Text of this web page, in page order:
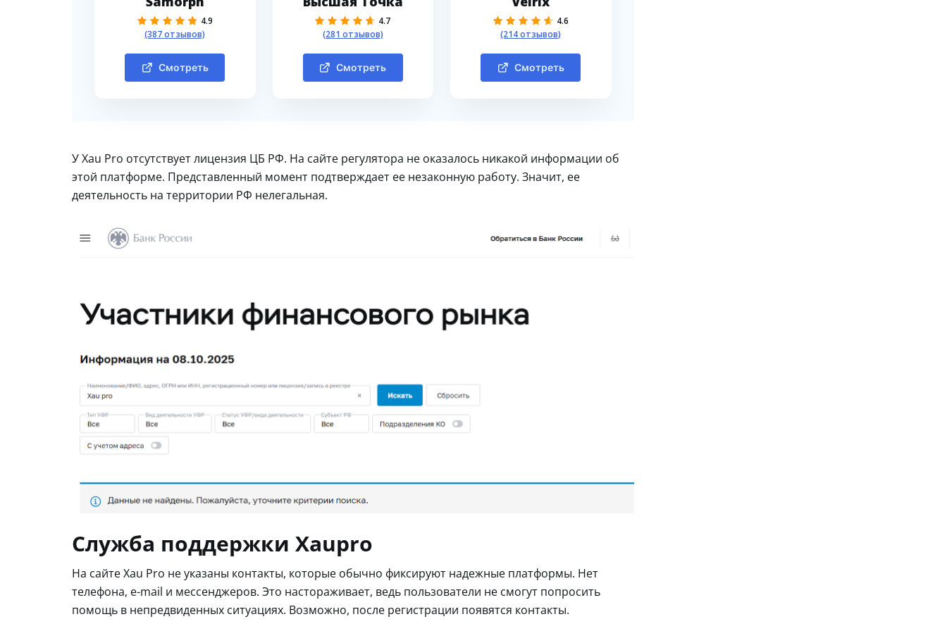
4.9
(387 отзывов)
Смотреть
4.7
(281 отзывов)
Смотреть
4.6
(214 отзывов)
Смотреть
У Xau Pro отсутствует лицензия ЦБ РФ. На сайте регулятора не оказалось никакой информации об
этой платформе. Представленный момент подтверждает ее незаконную работу. Значит, ее
деятельность на территории РФ нелегальная.
Служба поддержки Xaupro
На сайте Xau Pro не указаны контакты, которые обычно фиксируют надежные платформы. Нет
телефона, e-mail и мессенджеров. Это настораживает, ведь пользователи не смогут попросить
помощь в непредвиденных ситуациях. Возможно, после регистрации появятся контакты.